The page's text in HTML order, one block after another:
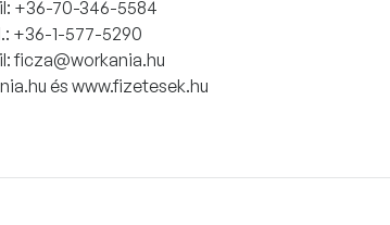
+36-70-346-5584
+36-1-577-5290
ficza@workania.hu
és www.fizetesek.hu